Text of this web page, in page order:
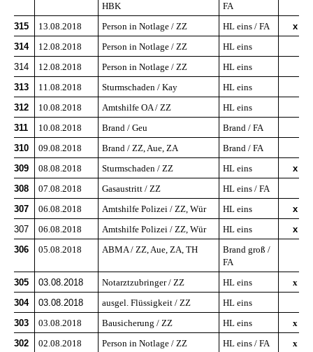
HBK
FA
315 13.08.2018 Person in Notlage / ZZ HL eins / FA
x
314
12.08.2018 Person in Notlage / ZZ
HL eins
314
12.08.2018 Person in Notlage / ZZ
HL eins
313
11.08.2018 Sturmschaden / Kay
HL eins
312
10.08.2018 Amtshilfe OA / ZZ
HL eins
311
10.08.2018 Brand / Geu
Brand / FA
310
09.08.2018 Brand / ZZ, Aue, ZA
Brand / FA
309
08.08.2018 Sturmschaden / ZZ HL eins
x
308
07.08.2018 Gasaustritt / ZZ
HL eins / FA
307
06.08.2018 Amtshilfe Polizei / ZZ, Wür HL eins
x
307
06.08.2018 Amtshilfe Polizei / ZZ, Wür HL eins
x
306
05.08.2018 ABMA / ZZ, Aue, ZA, TH
Brand groß /
FA
305
03.08.2018 Notarztzubringer / ZZ HL eins
x
304
03.08.2018 ausgel. Flüssigkeit / ZZ
HL eins
303
03.08.2018 Bausicherung / ZZ HL eins
x
302
02.08.2018 Person in Notlage / ZZ HL eins / FA
x